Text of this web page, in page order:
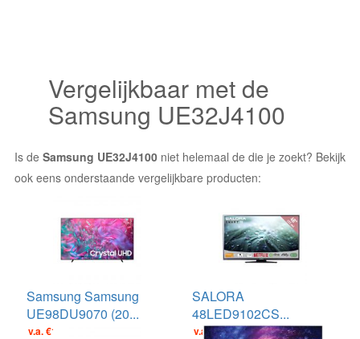
Vergelijkbaar met de
Samsung UE32J4100
Is de Samsung UE32J4100 niet helemaal de die je zoekt? Bekijk
ook eens onderstaande vergelijkbare producten:
Samsung Samsung
UE98DU9070 (20...
v.a. €1499.00
SALORA
48LED9102CS...
v.a. €449.00